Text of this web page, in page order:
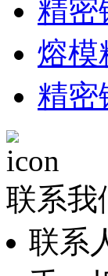
精密
熔模
精密
联系我
联系